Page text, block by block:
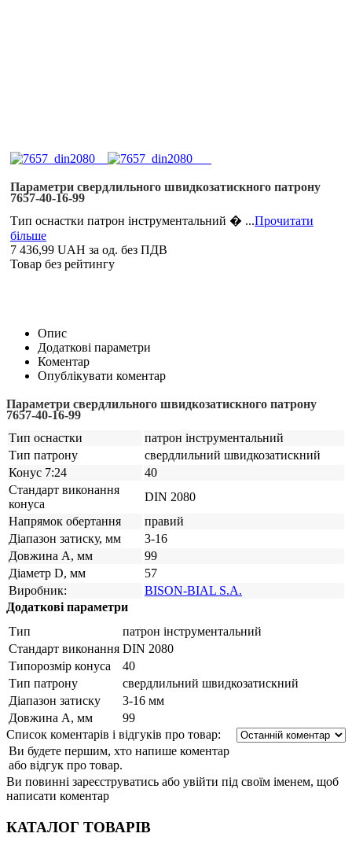
Параметри свердлильного швидкозатискного патрону
7657-40-16-99
Тип оснастки патрон інструментальний � ...Прочитати
більше
7 436,99 UAH за од. без ПДВ
Товар без рейтингу
Опис
Додаткові параметри
Коментар
Опублікувати коментар
Параметри свердлильного швидкозатискного патрону
7657-40-16-99
Тип оснастки
патрон інструментальний
Тип патрону
свердлильний швидкозатискний
Конус 7:24
40
Стандарт виконання
конуса
DIN 2080
Напрямок обертання
правий
Діапазон затиску, мм
3-16
Довжина А, мм
99
Діаметр D, мм
57
Виробник:
BISON-BIAL S.A.
Додаткові параметри
Тип
патрон інструментальний
Стандарт виконання DIN 2080
Типорозмір конуса
40
Тип патрону
свердлильний швидкозатискний
Діапазон затиску
3-16 мм
Довжина А, мм
99
Список коментарів і відгуків про товар:
Ви будете першим, хто напише коментар
або відгук про товар.
Ви повинні зареєструватись або увійти під своїм іменем, щоб
написати коментар
КАТАЛОГ ТОВАРІВ